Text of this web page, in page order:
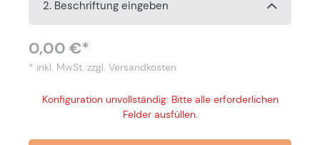
2. Beschriftung eingeben
0,00 €*
* inkl. MwSt. zzgl. Versandkosten
Konfiguration unvollständig: Bitte alle erforderlichen
Felder ausfüllen.